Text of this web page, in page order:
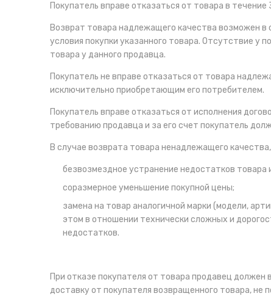
Покупатель вправе отказаться от товара в
Возврат товара надлежащего качества возможен
условия покупки указанного товара. Отсутствие у
товара у данного продавца.
Покупатель не вправе отказаться от товара
исключительно приобретающим его потребителем.
Покупатель вправе отказаться от исполнения
требованию продавца и за его счет покупатель
В случае возврата товара ненадлежащего
безвозмездное устранение недостатков
соразмерное уменьшение покупной цены;
замена на товар аналогичной марки (модели,
этом в отношении технически сложных и
недостатков.
При отказе покупателя от товара продавец
доставку от покупателя возвращенного товара,